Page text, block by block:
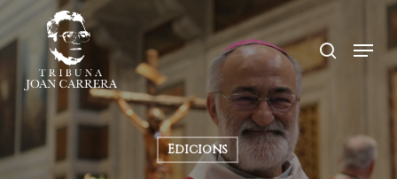
to
content
Menu
Edicions